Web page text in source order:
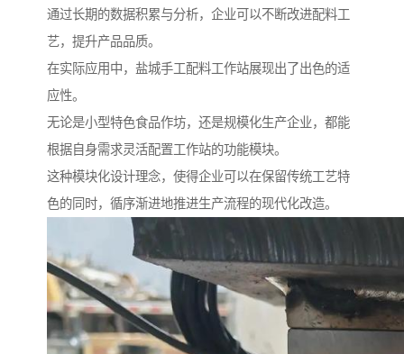
通过长期的数据积累与分析，企业可以不断改进配料工
艺，提升产品品质。
在实际应用中，盐城手工配料工作站展现出了出色的适
应性。
无论是小型特色食品作坊，还是规模化生产企业，都能
根据自身需求灵活配置工作站的功能模块。
这种模块化设计理念，使得企业可以在保留传统工艺特
色的同时，循序渐进地推进生产流程的现代化改造。